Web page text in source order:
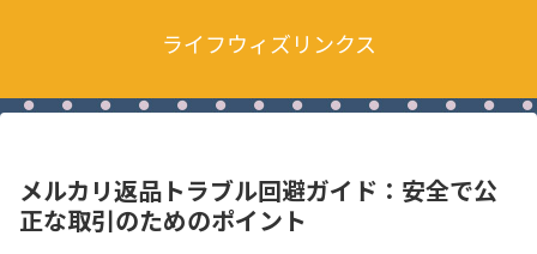
ライフウィズリンクス
メルカリ返品トラブル回避ガイド：安全で公
正な取引のためのポイント